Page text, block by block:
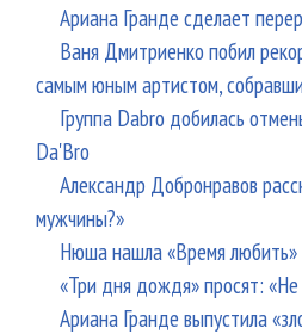
Ариана Гранде сделает
Ваня Дмитриенко побил
самым юным артистом,
Группа Dabro добилась
Da'Bro
Александр Добронравов
мужчины?»
Нюша нашла «Время любить»
«Три дня дождя» просят:
Ариана Гранде выпустила